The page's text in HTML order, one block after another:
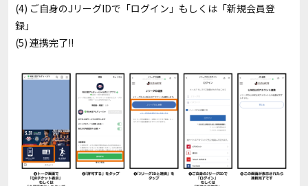
(4) ご自身のJリーグIDで「ログイン」もしくは「新規会員登
録」
(5) 連携完了!!